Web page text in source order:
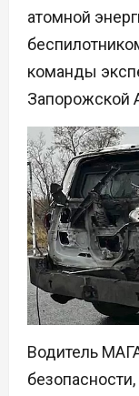
атомной
команды
Запорожской
Водитель